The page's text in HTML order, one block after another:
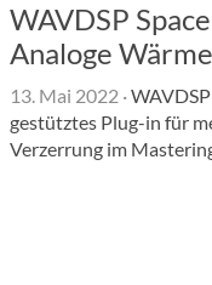
WAVDSP
Analoge
13. Mai 2022 ·
gestütztes Plug-in für
Verzerrung im